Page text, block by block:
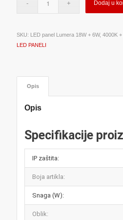
Dodaj u
SKU: LED panel Lumera 18W + 6W, 4000K
LED PANELI
Opis
Opis
Specifikacije
IP zaštita:
Boja artikla:
Snaga (W):
Oblik: